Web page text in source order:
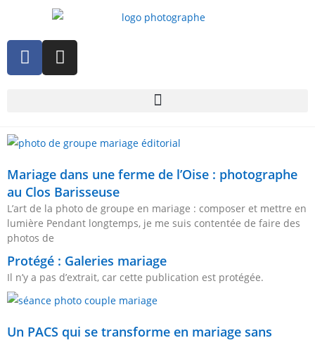
Mariage dans une ferme de l’Oise : photographe
au Clos Barisseuse
L’art de la photo de groupe en mariage : composer et mettre en
lumière Pendant longtemps, je me suis contentée de faire des
photos de
Protégé : Galeries mariage
Il n’y a pas d’extrait, car cette publication est protégée.
Un PACS qui se transforme en mariage sans